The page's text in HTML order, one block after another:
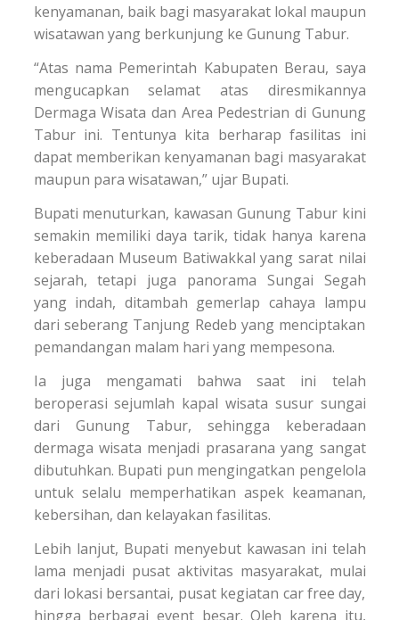
kenyamanan, baik bagi masyarakat lokal maupun
wisatawan yang berkunjung ke Gunung Tabur.
“Atas nama Pemerintah Kabupaten Berau, saya
mengucapkan selamat atas diresmikannya
Dermaga Wisata dan Area Pedestrian di Gunung
Tabur ini. Tentunya kita berharap fasilitas ini
dapat memberikan kenyamanan bagi masyarakat
maupun para wisatawan,” ujar Bupati.
Bupati menuturkan, kawasan Gunung Tabur kini
semakin memiliki daya tarik, tidak hanya karena
keberadaan Museum Batiwakkal yang sarat nilai
sejarah, tetapi juga panorama Sungai Segah
yang indah, ditambah gemerlap cahaya lampu
dari seberang Tanjung Redeb yang menciptakan
pemandangan malam hari yang mempesona.
Ia juga mengamati bahwa saat ini telah
beroperasi sejumlah kapal wisata susur sungai
dari Gunung Tabur, sehingga keberadaan
dermaga wisata menjadi prasarana yang sangat
dibutuhkan. Bupati pun mengingatkan pengelola
untuk selalu memperhatikan aspek keamanan,
kebersihan, dan kelayakan fasilitas.
Lebih lanjut, Bupati menyebut kawasan ini telah
lama menjadi pusat aktivitas masyarakat, mulai
dari lokasi bersantai, pusat kegiatan car free day,
hingga berbagai event besar. Oleh karena itu,